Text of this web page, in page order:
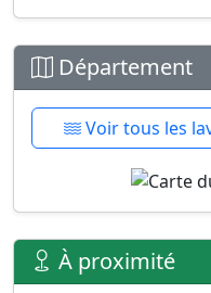
Département
Voir tous les
À proximité